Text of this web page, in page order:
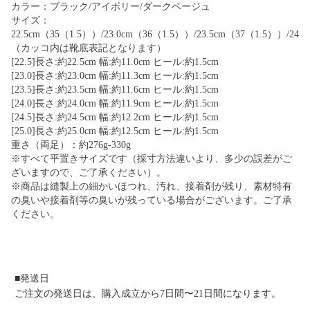
カラー：ブラック/アイボリー/ダークベージュ
サイズ：
22.5cm（35（1.5））/23.0cm（36（1.5））/23.5cm（37（1.5））/
（カッコ内は靴底表記となります）
[22.5]長さ:約22.5cm 幅:約11.0cm ヒール:約1.5cm
[23.0]長さ:約23.0cm 幅:約11.3cm ヒール:約1.5cm
[23.5]長さ:約23.5cm 幅:約11.6cm ヒール:約1.5cm
[24.0]長さ:約24.0cm 幅:約11.9cm ヒール:約1.5cm
[24.5]長さ:約24.5cm 幅:約12.2cm ヒール:約1.5cm
[25.0]長さ:約25.0cm 幅:約12.5cm ヒール:約1.5cm
重さ（両足）：約276g-330g
※すべて平置きサイズです（採寸方法違いより、多少の誤差がご
ざいますので、ご了承ください）。
※商品は縫製上の細かいほつれ、汚れ、接着剤が残り、素材特有
の臭いや接着剤等の臭いが残っている場合がございます。ご了承
ください。
■発送日
ご注文の発送日は、購入成立から7日間〜21日間になります。